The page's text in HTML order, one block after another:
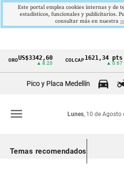
Cintillo
Colombia
US$3342,60
▲ 8.20
COLCAP1621,34 pts
▲ 0.67
Pico y Placa Medellín
Lunes, 10 de Agosto
menu
Temas recomendados
Este portal emplea cookies internas y de
estadísticos, funcionales y publicitarios.
consultar más en nuestra